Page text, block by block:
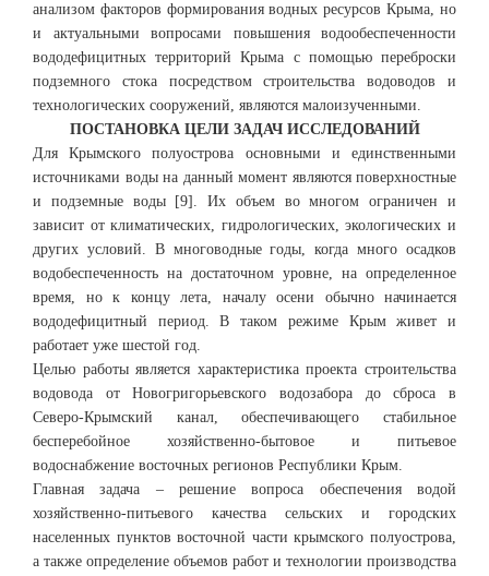
анализом факторов формирования водных ресурсов Крыма, но
и актуальными вопросами повышения водообеспеченности
вододефицитных территорий Крыма с помощью переброски
подземного стока посредством строительства водоводов и
технологических сооружений, являются малоизученными.
ПОСТАНОВКА ЦЕЛИ ЗАДАЧ ИССЛЕДОВАНИЙ
Для Крымского полуострова основными и единственными
источниками воды на данный момент являются поверхностные
и подземные воды [9]. Их объем во многом ограничен и
зависит от климатических, гидрологических, экологических и
других условий. В многоводные годы, когда много осадков
водобеспеченность на достаточном уровне, на определенное
время, но к концу лета, началу осени обычно начинается
вододефицитный период. В таком режиме Крым живет и
работает уже шестой год.
Целью работы является характеристика проекта строительства
водовода от Новогригорьевского водозабора до сброса в
Северо-Крымский канал, обеспечивающего стабильное
бесперебойное хозяйственно-бытовое и питьевое
водоснабжение восточных регионов Республики Крым.
Главная задача – решение вопроса обеспечения водой
хозяйственно-питьевого качества сельских и городских
населенных пунктов восточной части крымского полуострова,
а также определение объемов работ и технологии производства